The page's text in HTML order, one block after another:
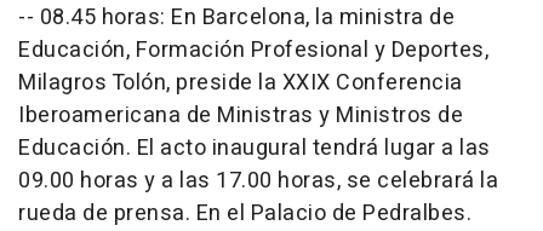
-- 08.45 horas: En Barcelona, la ministra de
Educación, Formación Profesional y Deportes,
Milagros Tolón, preside la XXIX Conferencia
Iberoamericana de Ministras y Ministros de
Educación. El acto inaugural tendrá lugar a las
09.00 horas y a las 17.00 horas, se celebrará la
rueda de prensa. En el Palacio de Pedralbes.